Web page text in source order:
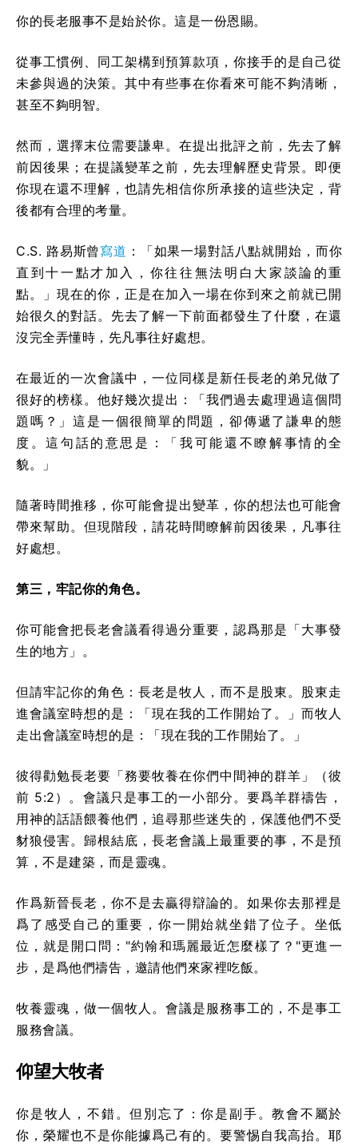
你的長老服事不是始於你。這是一份恩賜。
從事工慣例、同工架構到預算款項，你接手的是自己從
未參與過的決策。其中有些事在你看來可能不夠清晰，
甚至不夠明智。
然而，選擇末位需要謙卑。在提出批評之前，先去了解
前因後果；在提議變革之前，先去理解歷史背景。即便
你現在還不理解，也請先相信你所承接的這些決定，背
後都有合理的考量。
C.S. 路易斯曾 寫道 ：「如果一場對話八點就開始，而你
直到十一點才加入，你往往無法明白大家談論的重
點。」現在的你，正是在加入一場在你到來之前就已開
始很久的對話。先去了解一下前面都發生了什麼，在還
沒完全弄懂時，先凡事往好處想。
在最近的一次會議中，一位同樣是新任長老的弟兄做了
很好的榜樣。他好幾次提出：「我們過去處理過這個問
題嗎？」這是一個很簡單的問題，卻傳遞了謙卑的態
度。這句話的意思是：「我可能還不瞭解事情的全
貌。」
隨著時間推移，你可能會提出變革，你的想法也可能會
帶來幫助。但現階段，請花時間瞭解前因後果，凡事往
好處想。
第三，牢記你的角色。
你可能會把長老會議看得過分重要，認爲那是「大事發
生的地方」。
但請牢記你的角色：長老是牧人，而不是股東。股東走
進會議室時想的是：「現在我的工作開始了。」而牧人
走出會議室時想的是：「現在我的工作開始了。」
彼得勸勉長老要「務要牧養在你們中間神的群羊」（彼
前 5:2）。會議只是事工的一小部分。要爲羊群禱告，
用神的話語餵養他們，追尋那些迷失的，保護他們不受
豺狼侵害。歸根結底，長老會議上最重要的事，不是預
算，不是建築，而是靈魂。
作爲新晉長老，你不是去贏得辯論的。如果你去那裡是
爲了感受自己的重要，你一開始就坐錯了位子。坐低
位，就是開口問："約翰和瑪麗最近怎麼樣了？"更進一
步，是爲他們禱告，邀請他們來家裡吃飯。
牧養靈魂，做一個牧人。會議是服務事工的，不是事工
服務會議。
仰望大牧者
你是牧人，不錯。但別忘了：你是副手。教會不屬於
你，榮耀也不是你能據爲己有的。要警惕自我高抬。耶